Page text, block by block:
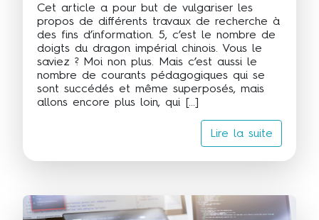
Cet article a pour but de vulgariser les
propos de différents travaux de recherche à
des fins d’information. 5, c’est le nombre de
doigts du dragon impérial chinois. Vous le
saviez ? Moi non plus. Mais c’est aussi le
nombre de courants pédagogiques qui se
sont succédés et même superposés, mais
allons encore plus loin, qui […]
Lire la suite